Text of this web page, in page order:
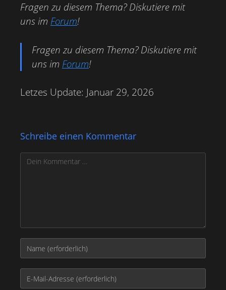
Fragen zu diesem Thema? Diskutiere mit
uns im Forum!
Fragen zu diesem Thema? Diskutiere mit
uns im Forum!
Letzes Update: Januar 29, 2026
Schreibe einen Kommentar
Kommentar
deinen
oder
Benutzernamen
deine